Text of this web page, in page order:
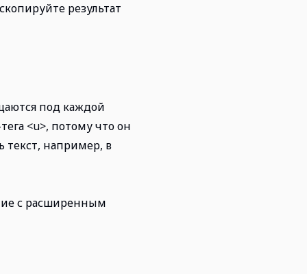
результат
под каждой
<u>, потому что он
текст, например, в
с расширенным